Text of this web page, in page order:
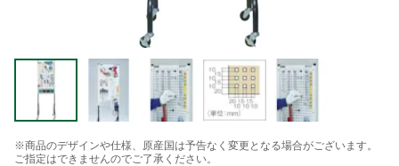
※商品のデザインや仕様、原産国は予告なく変更となる場合がございます。
ご指定はできませんのでご了承ください。